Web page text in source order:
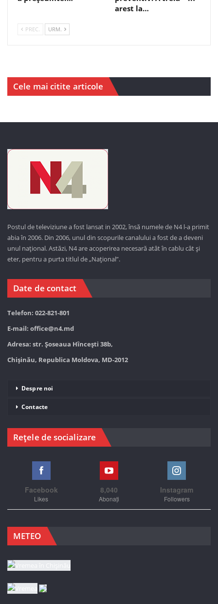
arest la…
PREC. URM.
Cele mai citite articole
Postul de televiziune a fost lansat in 2002, însă numele de N4 l-a primit
abia în 2006. Din 2006, unul din scopurile canalului a fost de a deveni
unul național. Astăzi, N4 are acoperirea necesară atât în cablu cât și
eter, pentru a purta titlul de „Național”.
Date de contact
Telefon: 022-821-801
E-mail: office@n4.md
Adresa: str. Șoseaua Hînceşti 38b,
Chișinău, Republica Moldova, MD-2012
Despre noi
Contacte
Rețele de socializare
Facebook
Likes
8,040
Abonați
Instagram
Followers
METEO